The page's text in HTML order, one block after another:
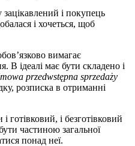
і покупець
і хочеться, щоб
вимагає
В ідеалі має бути складено і
przedwstępna sprzedaży
розписка в отриманні
готівковий, і безготівковий
частиною загальної
понад неї.